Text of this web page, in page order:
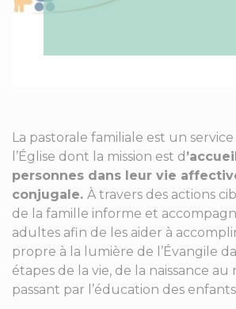
La pastorale familiale est un
l’Église dont la mission est d
personnes dans leur vie
conjugale. À travers des actions
de la famille informe et
adultes afin de les aider à
propre à la lumière de l’Évangile
étapes de la vie, de la naissance au
passant par l’éducation des